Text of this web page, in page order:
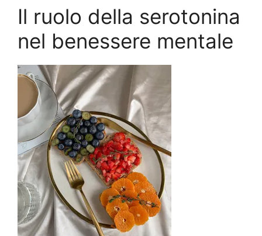
Il ruolo della serotonina
nel benessere mentale